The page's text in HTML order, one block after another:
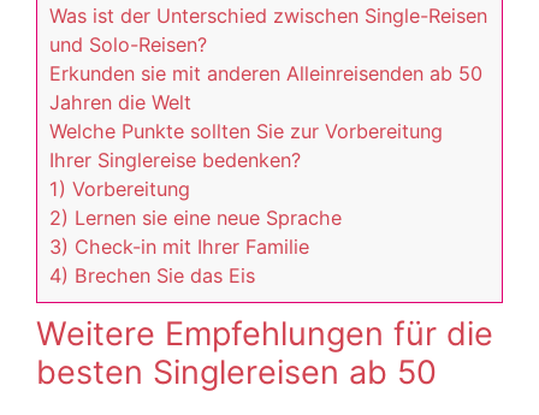
Was ist der Unterschied zwischen Single-Reisen
und Solo-Reisen?
Erkunden sie mit anderen Alleinreisenden ab 50
Jahren die Welt
Welche Punkte sollten Sie zur Vorbereitung
Ihrer Singlereise bedenken?
1) Vorbereitung
2) Lernen sie eine neue Sprache
3) Check-in mit Ihrer Familie
4) Brechen Sie das Eis
Weitere Empfehlungen für die
besten Singlereisen ab 50